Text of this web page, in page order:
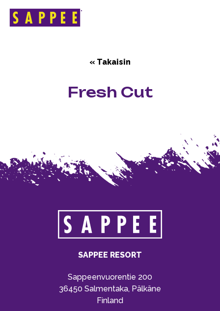
Päävalikko
ETUSIVU > FRESH CUT
« Takaisin
Fresh Cut
SAPPEE RESORT
Sappeenvuorentie 200
36450 Salmentaka, Pälkäne
Finland